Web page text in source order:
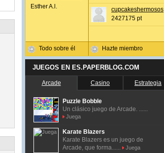
Esther A.l.
Todo sobre él
cupcakeshermosos
2427175 pt
Hazte miembro
JUEGOS EN ES.PAPERBLOG.COM
Arcade Casino Estrategia
Puzzle Bobble
Un clásico juego de Arcade. ......
Juega
Karate Blazers
Karate Blazers es un juego de
Arcade, que forma......
Juega